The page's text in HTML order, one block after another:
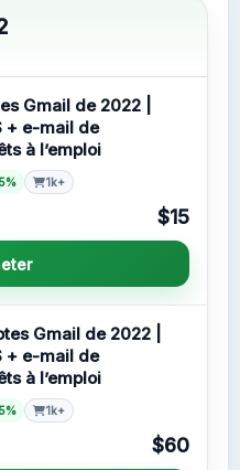
Gmail de 2022 |
+ e-mail de
à l’emploi
1k+
$15
Gmail de 2022 |
+ e-mail de
à l’emploi
1k+
$60